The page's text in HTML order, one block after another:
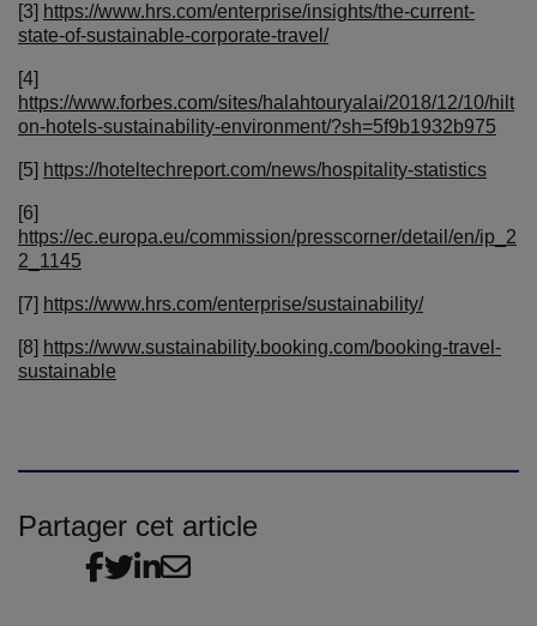
[3] https://www.hrs.com/enterprise/insights/the-current-
state-of-sustainable-corporate-travel/
[4]
https://www.forbes.com/sites/halahtouryalai/2018/12/10/hilt
on-hotels-sustainability-environment/?sh=5f9b1932b975
[5] https://hoteltechreport.com/news/hospitality-statistics
[6]
https://ec.europa.eu/commission/presscorner/detail/en/ip_2
2_1145
[7] https://www.hrs.com/enterprise/sustainability/
[8] https://www.sustainability.booking.com/booking-travel-
sustainable
Partager cet article